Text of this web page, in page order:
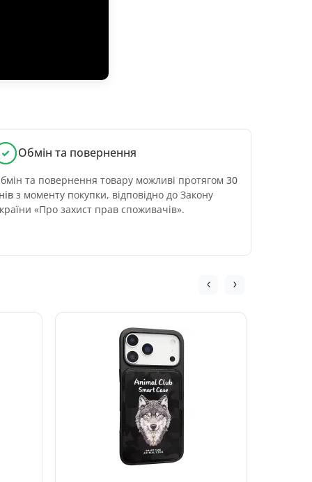
Обмін та повернення
та повернення товару можливі протягом 30
з моменту покупки, відповідно до Закону
«Про захист прав споживачів».